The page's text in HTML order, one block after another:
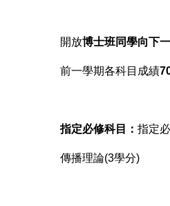
開放博士班同學向下
前一學期各科目成績
指定必修科目： 指定
傳播理論(3學分)